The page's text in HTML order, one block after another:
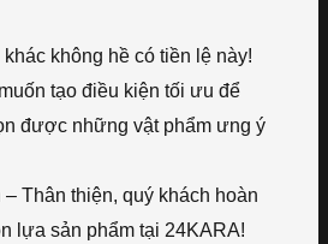
không hề có tiền lệ này!
tạo điều kiện tối ưu để
được những vật phẩm ưng ý
Thân thiện, quý khách hoàn
lựa sản phẩm tại 24KARA!